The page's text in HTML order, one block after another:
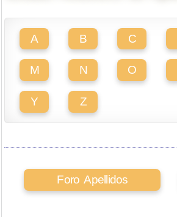
A B C
M N O
Y Z
Foro Apellidos